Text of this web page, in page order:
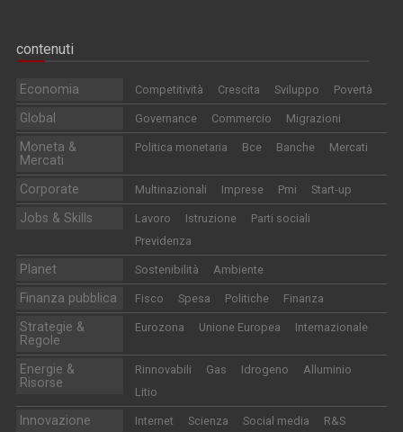
contenuti
Economia Competitività Crescita Sviluppo Povertà
Global Governance Commercio Migrazioni
Moneta &
Mercati
Politica monetaria Bce Banche Mercati
Corporate Multinazionali Imprese Pmi Start-up
Jobs & Skills Lavoro Istruzione
Parti sociali
Previdenza
Planet Sostenibilità Ambiente
Finanza pubblica Fisco Spesa Politiche Finanza
Strategie &
Regole
Eurozona Unione Europea Internazionale
Energie &
Risorse
Rinnovabili Gas Idrogeno
Alluminio
Litio
Innovazione Internet Scienza Social media R&S